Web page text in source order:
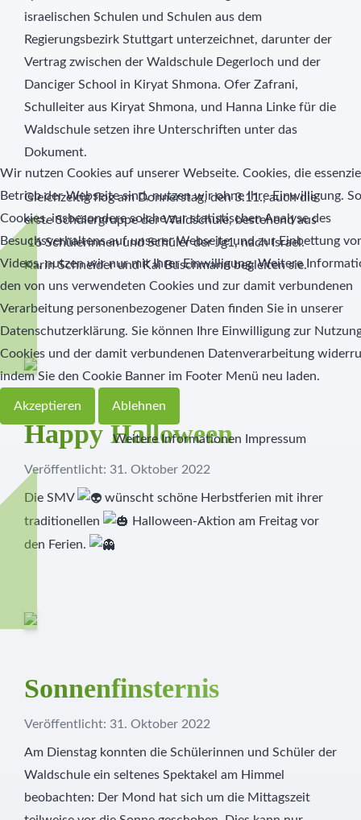
israelischen Schulen und Schulen aus dem
Regierungsbezirk Stuttgart unterzeichnet, darunter der
Vertrag zwischen der Waldschule Degerloch und der
Danciger School in Kiryat Shmona. Ofer Zafrani,
Schulleiter aus Kiryat Shmona, und Hanna Linke für die
Waldschule setzen ihre Unterschriften unter das
Dokument.
Gleichzeitig flog am Donnerstag, den 3.11., auch die
erste Schülergruppe der Waldschule, bestehend aus
16 Schülerinnen und Schüler der Jg1, nach Israel.
Karin Schneider und Kai Buschmann begleiten sie.
Happy Halloween
Veröffentlicht: 31. Oktober 2022
Die SMV
wünscht schöne Herbstferien mit ihrer
traditionellen
Halloween-Aktion am Freitag vor
den Ferien.
Sonnenfinsternis
Veröffentlicht: 31. Oktober 2022
Am Dienstag konnten die Schülerinnen und Schüler der
Waldschule ein seltenes Spektakel am Himmel
beobachten: Der Mond hat sich um die Mittagszeit
Wir nutzen Cookies auf unserer Webseite. Cookies, die
Betrieb der Webseite sind, nutzen wir ohne Ihre Einwilligung.
Cookies, insbesondere solche zur statistischen Analyse des
Besuchsverhaltens auf unserer Webseite und zur Einbettung
Videos, nutzen wir nur mit Ihrer Einwilligung. Weitere
den von uns verwendeten Cookies und zur damit verbundenen
Verarbeitung personenbezogener Daten finden Sie in unserer
Datenschutzerklärung. Sie können Ihre Einwilligung zur
Cookies und der damit verbundenen Datenverarbeitung
indem Sie den Cookie Banner im Footer Menü neu laden.
Akzeptieren Ablehnen
Weitere Informationen Impressum